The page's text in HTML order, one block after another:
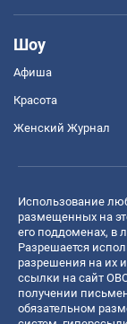
Шоу
Афиша
Красота
Женский Журнал
Использование
размещенных на
его поддоменах, в
Разрешается
разрешения на их
ссылки на сайт
получении
обязательном